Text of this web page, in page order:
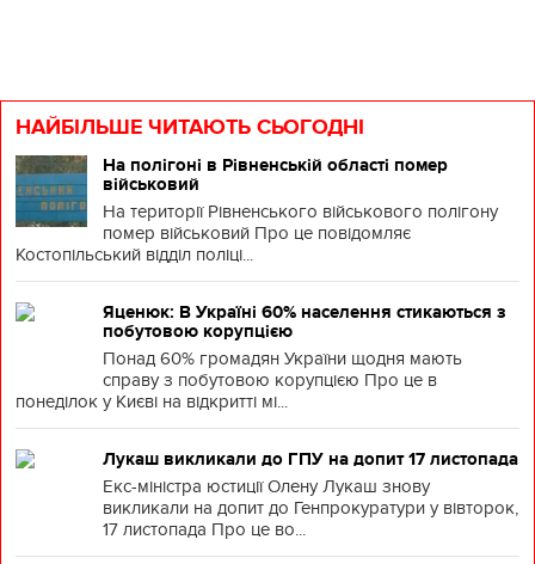
НАЙБІЛЬШЕ ЧИТАЮТЬ СЬОГОДНІ
На полігоні в Рівненській області помер
військовий
На території Рівненського військового полігону
помер військовий Про це повідомляє
Костопільський відділ поліці...
Яценюк: В Україні 60% населення стикаються з
побутовою корупцією
Понад 60% громадян України щодня мають
справу з побутовою корупцією Про це в
понеділок у Києві на відкритті мі...
Лукаш викликали до ГПУ на допит 17 листопада
Екс-міністра юстиції Олену Лукаш знову
викликали на допит до Генпрокуратури у вівторок,
17 листопада Про це во...